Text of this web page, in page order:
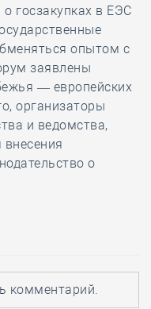
госзакупках в ЕЭС
опытом с
заявлены
— европейских
организаторы
и ведомства,
внесения
о
комментарий.